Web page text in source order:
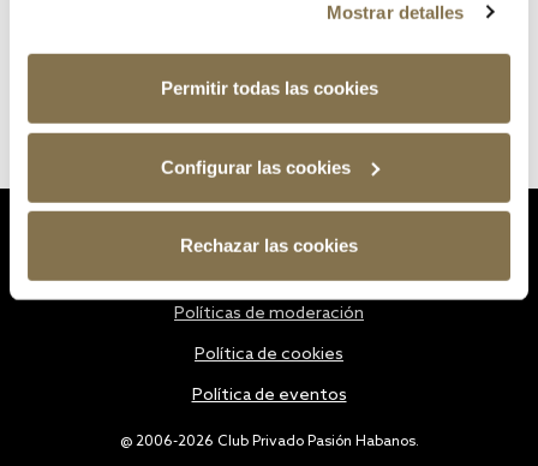
Mostrar detalles
Permitir todas las cookies
Configurar las cookies
Rechazar las cookies
@ 2006-2026 Club Privado Pasión Habanos.
Políticas de moderación
Política de cookies
Política de eventos